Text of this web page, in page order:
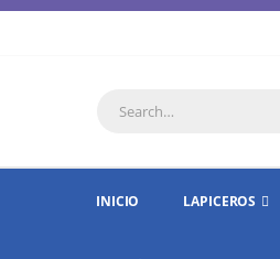
INICIO LAPICEROS